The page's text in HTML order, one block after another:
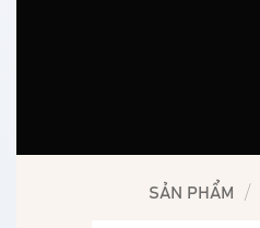
SẢN PHẨM /